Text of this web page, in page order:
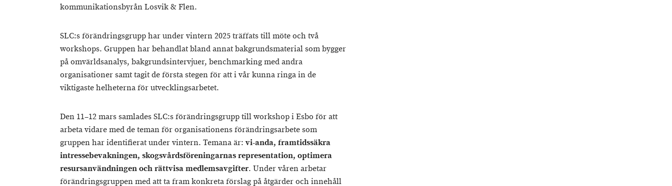
kommunikationsbyrån Losvik & Flen.
SLC:s förändringsgrupp har under vintern 2025 träffats till möte och två
workshops. Gruppen har behandlat bland annat bakgrundsmaterial som bygger
på omvärldsanalys, bakgrundsintervjuer, benchmarking med andra
organisationer samt tagit de första stegen för att i vår kunna ringa in de
viktigaste helheterna för utvecklingsarbetet.
Den 11–12 mars samlades SLC:s förändringsgrupp till workshop i Esbo för att
arbeta vidare med de teman för organisationens förändringsarbete som
gruppen har identifierat under vintern. Temana är: vi-anda, framtidssäkra
intressebevakningen, skogsvårdsföreningarnas representation, optimera
resursanvändningen och rättvisa medlemsavgifter. Under våren arbetar
förändringsgruppen med att ta fram konkreta förslag på åtgärder och innehåll